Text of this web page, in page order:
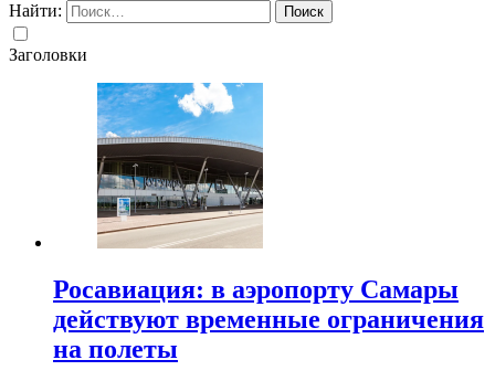
Найти:
Заголовки
Росавиация: в аэропорту Самары
действуют временные ограничения
на полеты